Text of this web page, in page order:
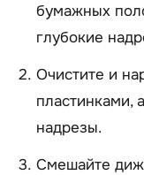
бумажных
глубокие
Очистите и
пластинками,
надрезы.
Смешайте